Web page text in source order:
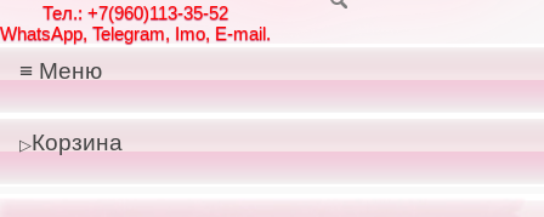
Тел.: +7(960)113-35-52
WhatsApp, Telegram, Imo, E-mail.
Меню
Корзина